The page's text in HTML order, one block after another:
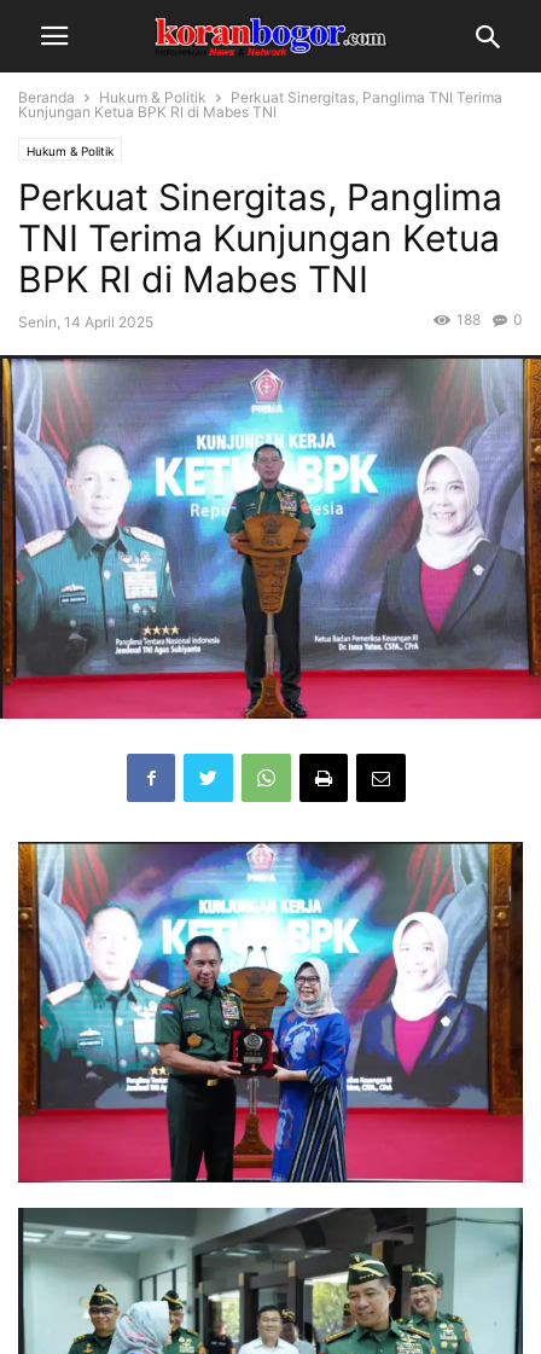
Beranda Hukum & Politik
Perkuat Sinergitas, Panglima TNI Terima
Kunjungan Ketua BPK RI di Mabes TNI
Hukum & Politik
Perkuat Sinergitas, Panglima
TNI Terima Kunjungan Ketua
BPK RI di Mabes TNI
Senin, 14 April 2025 0
188